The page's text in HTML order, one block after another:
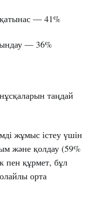
— 41%
— 36%
таңдай
жұмыс істеу үшін
және қолдау (59%
пен құрмет, бұл
орта